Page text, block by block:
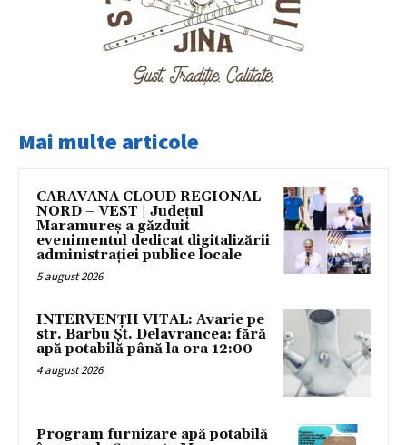
Mai multe articole
CARAVANA CLOUD REGIONAL
NORD – VEST | Județul
Maramureș a găzduit
evenimentul dedicat digitalizării
administrației publice locale
5 august 2026
INTERVENȚII VITAL: Avarie pe
str. Barbu Șt. Delavrancea: fără
apă potabilă până la ora 12:00
4 august 2026
Program furnizare apă potabilă